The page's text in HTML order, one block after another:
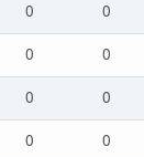
0 0
0 0
0 0
0 0